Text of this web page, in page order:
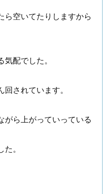
ら空いてたりしますから
配でした。
されています。
がら上がっていっている
。